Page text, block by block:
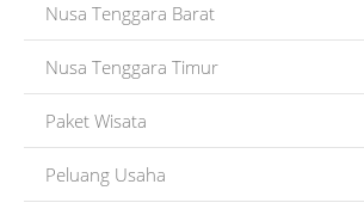
Nusa Tenggara Barat
Nusa Tenggara Timur
Paket Wisata
Peluang Usaha